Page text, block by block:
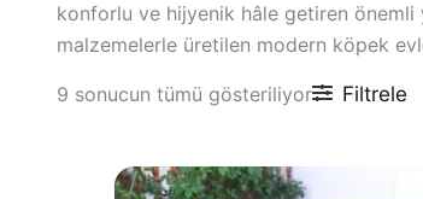
konforlu ve hijyenik hâle getiren önemli
malzemelerle üretilen modern köpek
9 sonucun tümü gösteriliyor Filtrele